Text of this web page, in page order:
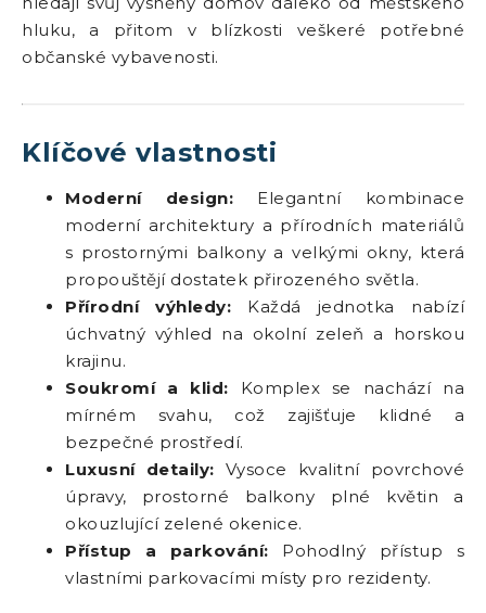
hluku, a přitom v blízkosti veškeré potřebné
občanské vybavenosti.
Klíčové vlastnosti
Moderní design: Elegantní kombinace
moderní architektury a přírodních materiálů
s prostornými balkony a velkými okny, která
propouštějí dostatek přirozeného světla.
Přírodní výhledy: Každá jednotka nabízí
úchvatný výhled na okolní zeleň a horskou
krajinu.
Soukromí a klid: Komplex se nachází na
mírném svahu, což zajišťuje klidné a
bezpečné prostředí.
Luxusní detaily: Vysoce kvalitní povrchové
úpravy, prostorné balkony plné květin a
okouzlující zelené okenice.
Přístup a parkování: Pohodlný přístup s
vlastními parkovacími místy pro rezidenty.